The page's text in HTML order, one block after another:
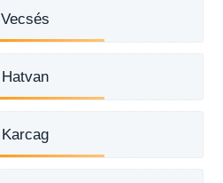
Vecsés
Hatvan
Karcag